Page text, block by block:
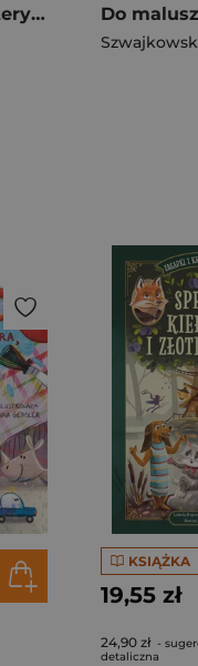
Emma. Córka weterynarza. Emma, Tom 1
KSIĄŻKA
19,55 zł
24,90 zł -
detaliczna